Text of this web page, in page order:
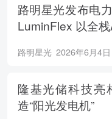
路明星光发布电
LuminFlex 以全
路明星光 2026年6月4日
隆基光储科技亮
造“阳光发电机”